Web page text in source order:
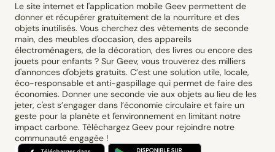
Le site internet et l'application mobile Geev permettent de
donner et récupérer gratuitement de la nourriture et des
objets inutilisés. Vous cherchez des vêtements de seconde
main, des meubles d'occasion, des appareils
électroménagers, de la décoration, des livres ou encore des
jouets pour enfants ? Sur Geev, vous trouverez des milliers
d'annonces d'objets gratuits. C’est une solution utile, locale,
éco-responsable et anti-gaspillage qui permet de faire des
économies. Donner une seconde vie aux objets au lieu de les
jeter, c'est s’engager dans l’économie circulaire et faire un
geste pour la planète et l'environnement en limitant notre
impact carbone. Téléchargez Geev pour rejoindre notre
communauté engagée !